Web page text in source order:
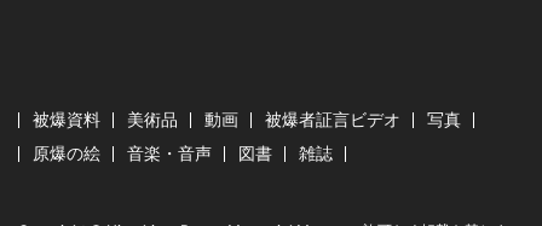
被爆資料 美術品 動画 被爆者証言ビデオ
写真
原爆の絵
音楽・音声 図書 雑誌